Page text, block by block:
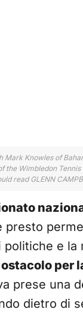
Knowles of
Wimbledon
read GLENN
e la
per
prese una
dietro di